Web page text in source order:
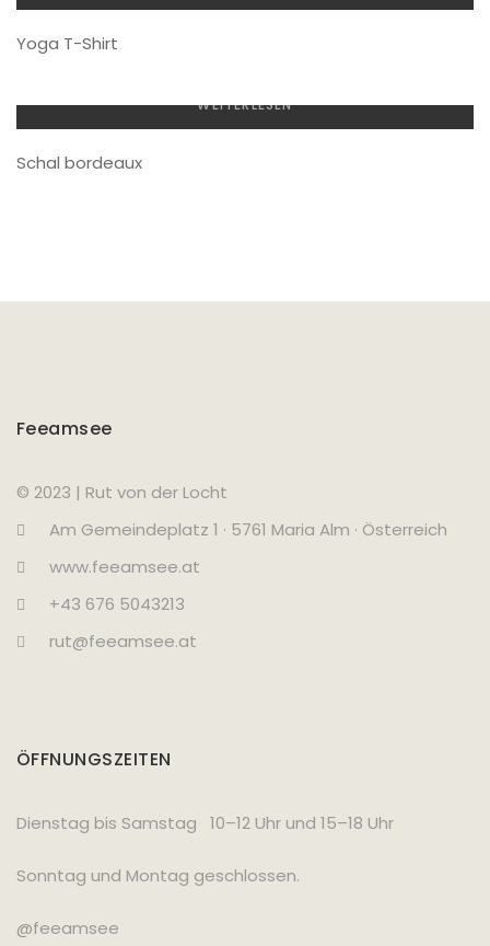
Yoga T-Shirt
WEITERLESEN
Schal bordeaux
Feeamsee
© 2023 | Rut von der Locht
Am Gemeindeplatz 1 · 5761 Maria Alm · Österreich
www.feeamsee.at
+43 676 5043213
rut@feeamsee.at
ÖFFNUNGSZEITEN
Dienstag bis Samstag 10–12 Uhr und 15–18 Uhr
Sonntag und Montag geschlossen.
@feeamsee